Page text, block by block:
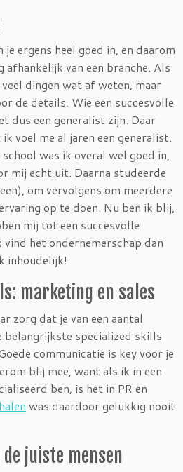
ergens heel goed in, en daarom
afhankelijk van een branche. Als
dingen wat af weten, maar
de details. Wie een succesvolle
dus een generalist zijn. Daar
voel me al jaren een generalist.
was ik overal wel goed in,
mij echt uit. Daarna studeerde
om vervolgens om meerdere
op te doen. Nu ben ik blij,
mij tot een succesvolle
het ondernemerschap dan
inhoudelijk!
marketing en sales
zorg dat je van een aantal
belangrijkste specialized skills
communicatie is key voor je
blij mee, want als ik in een
ben, is het in PR en
was daardoor gelukkig nooit
juiste mensen